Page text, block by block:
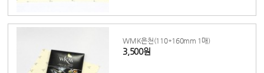
WMK은천(110*160mm 1매)
3,500원